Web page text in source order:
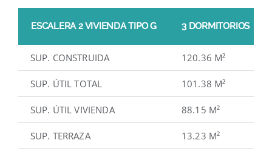
ESCALERA 2 VIVIENDA TIPO G 3 DORMITORIOS
SUP. CONSTRUIDA 120.36 M²
SUP. ÚTIL TOTAL 101.38 M²
SUP. ÚTIL VIVIENDA 88.15 M²
SUP. TERRAZA 13.23 M²